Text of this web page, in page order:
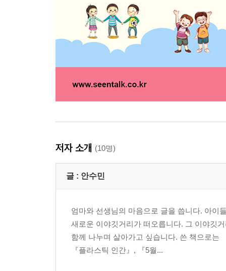
저자 소개 (10명)
글 : 안수민
엄마와 선생님의 마음으로 글을 씁니다. 아이
새로운 이야깃거리가 떠오릅니다. 그 이야깃
함께 나누며 살아가고 싶습니다. 쓴 책으로는
『플라스틱 인간』, 『5월...